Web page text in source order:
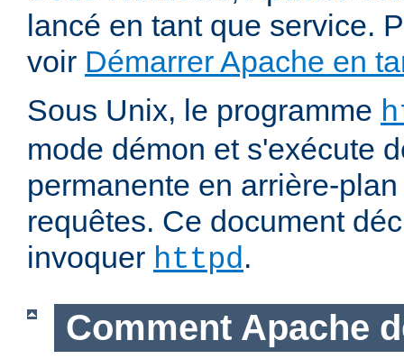
lancé en tant que service.
voir Démarrer Apache en
Sous Unix, le programme
mode démon et s'exécute
permanente en arrière-
requêtes. Ce document
invoquer httpd.
Comment Apache